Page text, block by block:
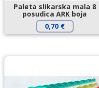
Paleta slikarska mala 8
posudica ARK boja
0,70 €